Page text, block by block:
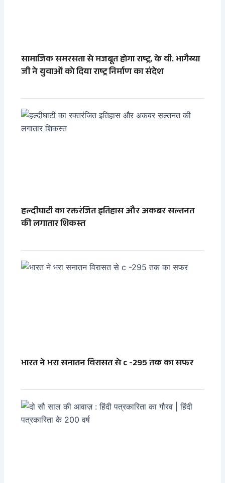
सामाजिक समरसता से मजबूत होगा राष्ट्र, के वी. भागैय्या
जी ने युवाओं को दिया राष्ट्र निर्माण का संदेश
हल्दीघाटी का रक्तरंजित इतिहास और अकबर सल्तनत
की लगातार शिकस्त
भारत ने भरा सनातन विरासत से c -295 तक का सफर